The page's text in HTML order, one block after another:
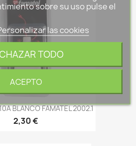
BLANCO FAMATEL 2002.1
2,30 €
sobre su uso pulse el
las cookies
TODO
ACEPTO